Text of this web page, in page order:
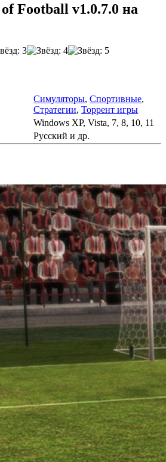
Football v1.0.7.0 на
Симуляторы, Спортивные,
Стратегии, Торрент игры
Windows XP, Vista, 7, 8, 10, 11
Русский и др.